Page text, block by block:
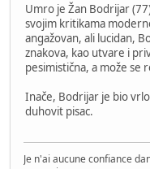
Umro je Žan Bodrijar
svojim kritikama
angažovan, ali lucidan,
znakova, kao utvare i
pesimistična, a može se
Inače, Bodrijar je bio
duhovit pisac.
Je n'ai aucune confiance